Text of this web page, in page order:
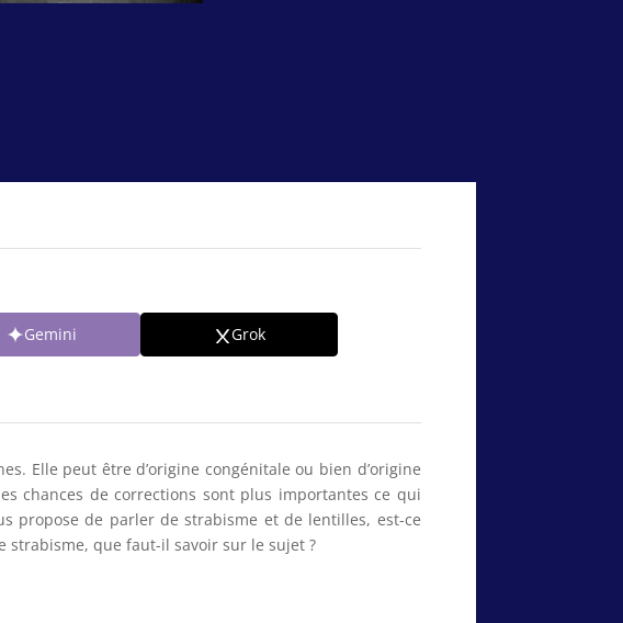
Gemini Grok
Elle peut être d’origine congénitale ou bien d’origine
chances de corrections sont plus importantes ce qui
propose de parler de strabisme et de lentilles, est-ce
strabisme, que faut-il savoir sur le sujet ?